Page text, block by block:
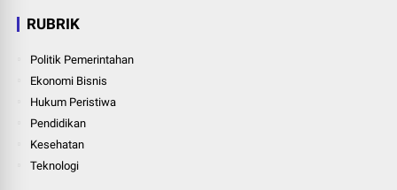
RUBRIK
Politik Pemerintahan
Ekonomi Bisnis
Hukum Peristiwa
Pendidikan
Kesehatan
Teknologi